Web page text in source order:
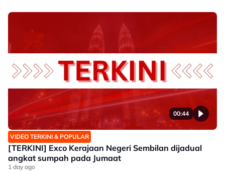
00:44
VIDEO TERKINI & POPULAR
[TERKINI] Exco Kerajaan Negeri Sembilan dijadual
angkat sumpah pada Jumaat
1 day ago